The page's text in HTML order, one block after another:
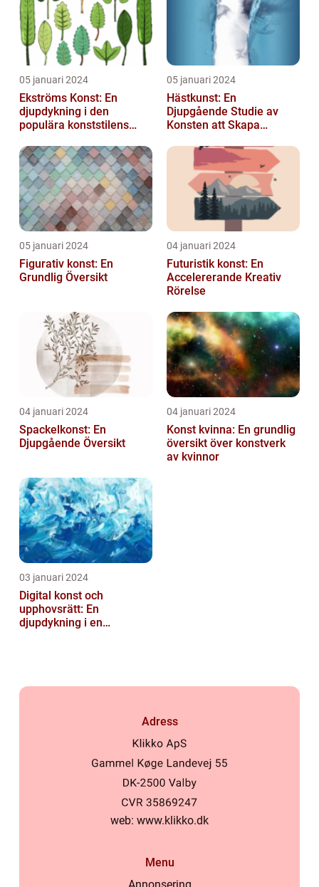
05 januari 2024
Ekströms Konst: En
djupdykning i den
populära konststilens
05 januari 2024
Hästkunst: En
Djupgående Studie av
Konsten att Skapa
05 januari 2024
Figurativ konst: En
Grundlig Översikt
04 januari 2024
Futuristik konst: En
Accelererande Kreativ
Rörelse
04 januari 2024
Spackelkonst: En
Djupgående Översikt
04 januari 2024
Konst kvinna: En grundlig
översikt över konstverk
av kvinnor
03 januari 2024
Digital konst och
upphovsrätt: En
djupdykning i en
Adress
web: www.klikko.dk
Menu